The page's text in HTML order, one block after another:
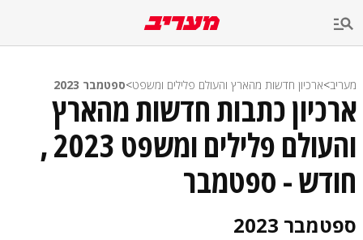
מעריב>ארכיון חדשות מהארץ והעולם פלילים ומשפט>ספטמבר 2023
ארכיון כתבות חדשות מהארץ
והעולם פלילים ומשפט 2023 ,
חודש - ספטמבר
ספטמבר 2023